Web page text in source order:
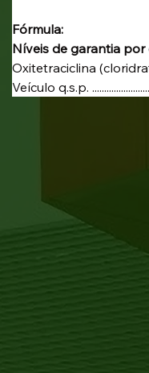
Fórmula:
Níveis de garantia
Oxitetraciclina (cloridrato)
Veículo q.s.p.